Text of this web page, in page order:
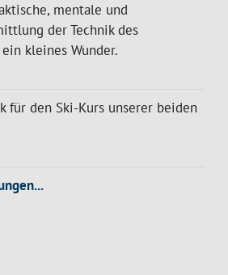
mentale und
der Technik des
kleines Wunder.
für den Ski-Kurs unserer beiden